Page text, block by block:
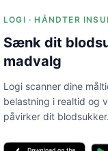
LOGI · HÅNDTER
Sænk dit
madvalg
Logi scanner dine
belastning i realtid og
påvirker dit blodsukker.